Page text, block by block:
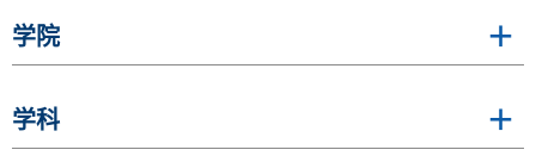
学院
学科